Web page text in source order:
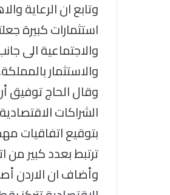
وتابع ان الرعاية
استثمارات كبيرة
والاجتماعية الى
والاستثمار بالمملكة.
وقال الحاج توفيق
الشراكات
بتوقيع اتفاقيات
ترتبط بعدد كبير من
وأضاف ان الاردن